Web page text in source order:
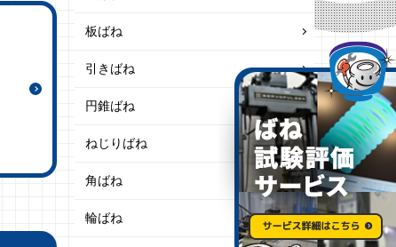
板ばね
引きばね
円錐ばね
ねじりばね
角ばね
輪ばね